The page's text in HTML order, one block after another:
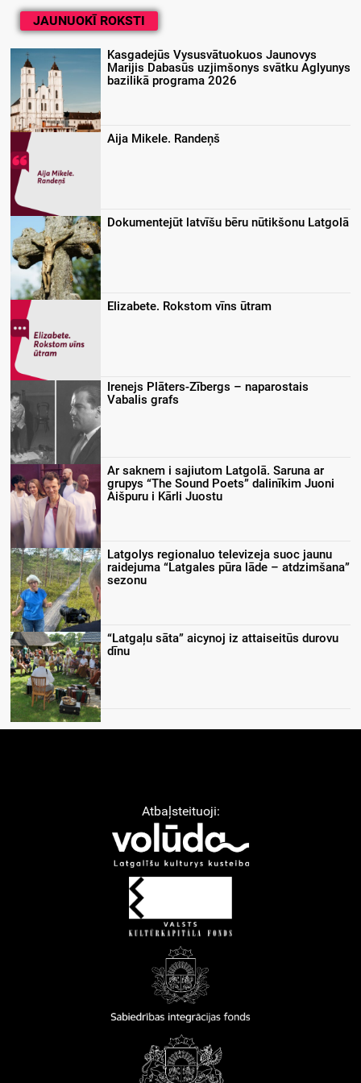
JAUNUOKĪ ROKSTI
Kasgadejūs Vysusvātuokuos Jaunovys
Marijis Dabasūs uzjimšonys svātku Aglyunys
bazilikā programa 2026
Aija Mikele. Randeņš
Dokumentejūt latvīšu bēru nūtikšonu Latgolā
Elizabete. Rokstom vīns ūtram
Irenejs Plāters-Zībergs – naparostais
Vabalis grafs
Ar saknem i sajiutom Latgolā. Saruna ar
grupys “The Sound Poets” dalinīkim Juoni
Aišpuru i Kārli Juostu
Latgolys regionaluo televizeja suoc jaunu
raidejuma “Latgales pūra lāde – atdzimšana”
sezonu
“Latgaļu sāta” aicynoj iz attaiseitūs durovu
dīnu
Atbaļsteituoji: